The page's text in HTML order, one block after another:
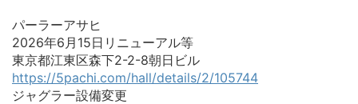
パーラーアサヒ
2026年6月15日リニューアル等
東京都江東区森下2-2-8朝日ビル
https://5pachi.com/hall/details/2/105744
ジャグラー設備変更